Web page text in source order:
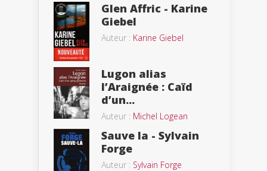
Glen Affric - Karine
Giebel
Auteur : Karine Giebel
Lugon alias
l’Araignée : Caïd
d’un...
Auteur : Michel Logean
Sauve la - Sylvain
Forge
Auteur : Sylvain Forge